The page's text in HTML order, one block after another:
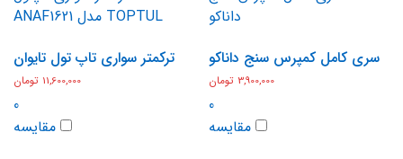
سری کامل کمپرس سنج داناکو
3,900,000 تومان
0
مقایسه
ترکمتر سواری تاپ تول تایوان
11,600,000 تومان
0
مقایسه